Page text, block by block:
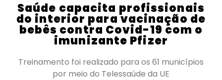
Saúde capacita profissionais
do interior para vacinação de
bebês contra Covid-19 com o
imunizante Pfizer
Treinamento foi realizado para os 61 municípios
por meio do Telessaúde da UE